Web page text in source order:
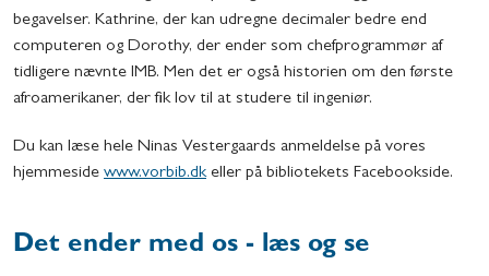
begavelser. Kathrine, der kan udregne decimaler bedre end
computeren og Dorothy, der ender som chefprogrammør af
tidligere nævnte IMB. Men det er også historien om den første
afroamerikaner, der fik lov til at studere til ingeniør.
Du kan læse hele Ninas Vestergaards anmeldelse på vores
hjemmeside www.vorbib.dkeller på bibliotekets Facebookside.
Det ender med os - læs og se